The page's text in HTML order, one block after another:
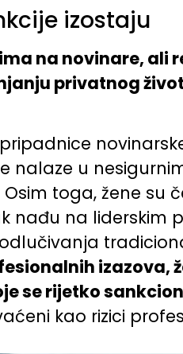
izostaju
na novinare,
privatnog
nalaze u
toga, žene
nađu na liderskim
izazova,
se rijetko
kao rizici